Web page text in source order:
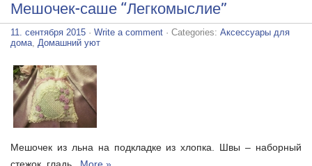
Мешочек-саше “Легкомыслие”
11. сентября 2015 · Write a comment · Categories: Аксессуары для
дома Домашний уют
Мешочек из льна на подкладке из хлопка. Швы – наборный